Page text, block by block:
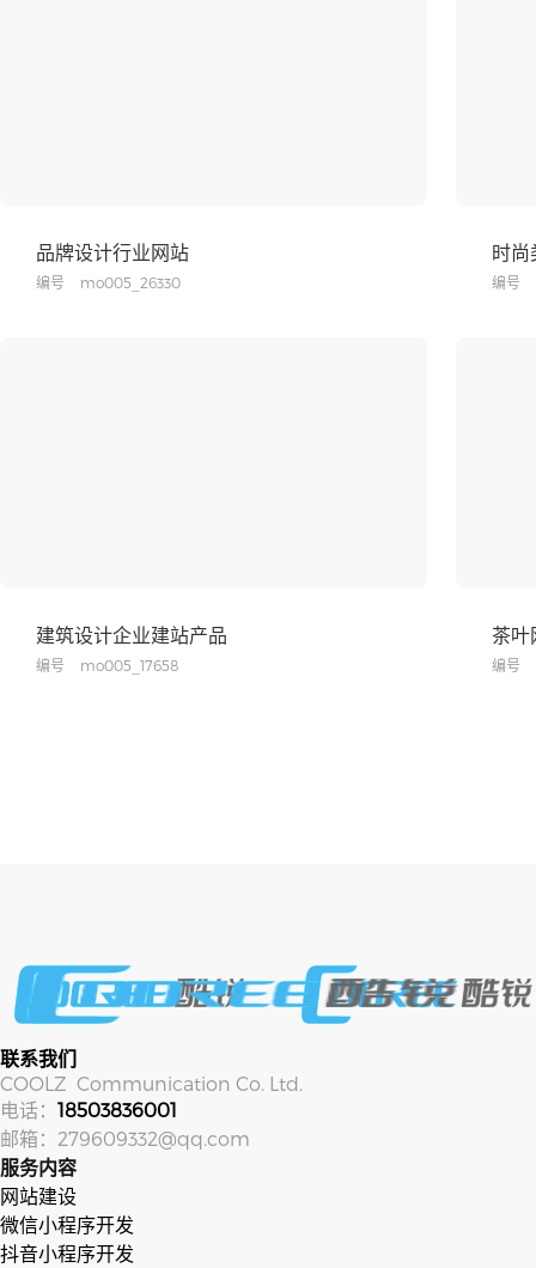
品牌设计行业网站
编号 mo005_26330
时尚
编号
建筑设计企业建站产品
编号 mo005_17658
茶叶
编号
联系我们
COOLZ Com­mu­ni­ca­tion Co. Ltd.
电话： 18503836001
邮箱：279609332@qq.com
服务内容
网站建设
微信小程序开发
抖音小程序开发